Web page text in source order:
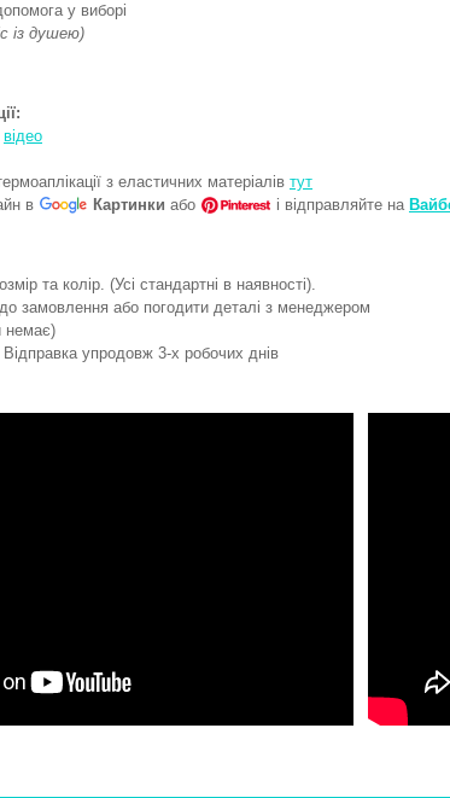
у виборі
із душею)
відео
з еластичних матеріалів тут
в
Картинки або і відправляйте на
та колір. (Усі стандартні в наявності).
замовлення або погодити деталі з менеджером
немає)
упродовж 3-х робочих днів